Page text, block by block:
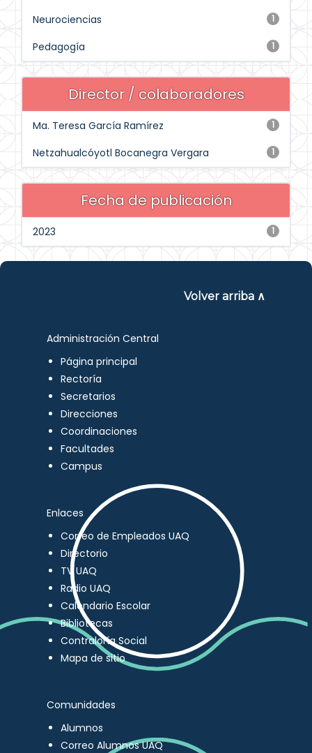
1
Neurociencias
1
Pedagogía
Director / colaboradores
1
Ma. Teresa García Ramírez
1
Netzahualcóyotl Bocanegra Vergara
Fecha de publicación
1
2023
Volver arriba ∧
Administración Central
Página principal
Rectoría
Secretarios
Direcciones
Coordinaciones
Facultades
Campus
Enlaces
Correo de Empleados UAQ
Directorio
TV UAQ
Radio UAQ
Calendario Escolar
Bibliotecas
Contraloría Social
Mapa de sitio
Comunidades
Alumnos
Correo Alumnos UAQ